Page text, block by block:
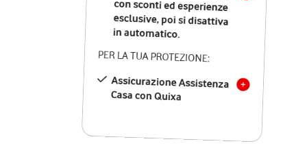
in automatico.
PER LA TUA PROTEZIONE:
Assicurazione Assistenza
Casa con Quixa